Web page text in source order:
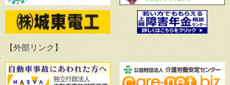
【外部リンク】